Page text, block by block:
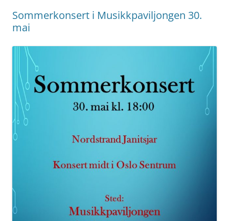
Sommerkonsert i Musikkpaviljongen 30.
mai